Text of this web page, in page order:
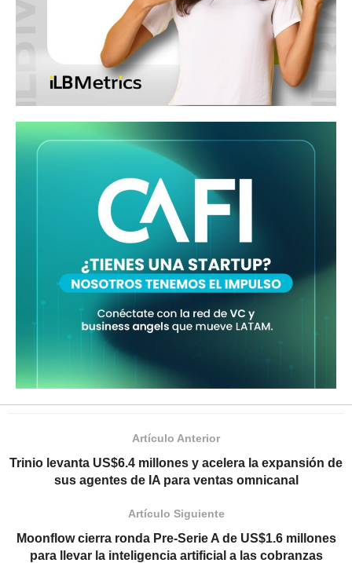
Artículo Anterior
Trinio levanta US$6.4 millones y acelera la expansión de
sus agentes de IA para ventas omnicanal
Artículo Siguiente
Moonflow cierra ronda Pre-Serie A de US$1.6 millones
para llevar la inteligencia artificial a las cobranzas